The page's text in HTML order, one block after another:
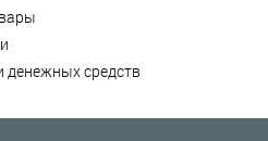
денежных средств